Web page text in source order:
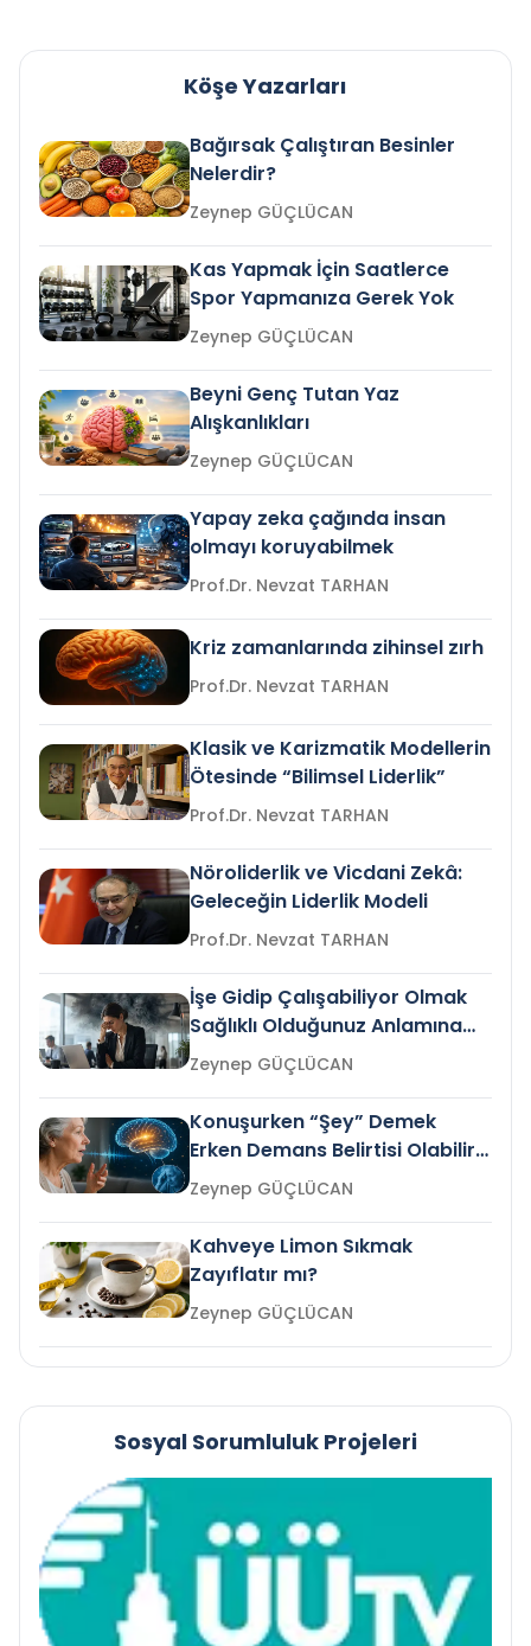
Köşe Yazarları
Bağırsak Çalıştıran Besinler
Nelerdir?
Zeynep GÜÇLÜCAN
Kas Yapmak İçin Saatlerce
Spor Yapmanıza Gerek Yok
Zeynep GÜÇLÜCAN
Beyni Genç Tutan Yaz
Alışkanlıkları
Zeynep GÜÇLÜCAN
Yapay zeka çağında insan
olmayı koruyabilmek
Prof.Dr. Nevzat TARHAN
Kriz zamanlarında zihinsel zırh
Prof.Dr. Nevzat TARHAN
Klasik ve Karizmatik Modellerin
Ötesinde “Bilimsel Liderlik”
Prof.Dr. Nevzat TARHAN
Nöroliderlik ve Vicdani Zekâ:
Geleceğin Liderlik Modeli
Prof.Dr. Nevzat TARHAN
İşe Gidip Çalışabiliyor Olmak
Sağlıklı Olduğunuz Anlamına
Gelir mi?Zeynep GÜÇLÜCAN
Konuşurken “Şey” Demek
Erken Demans Belirtisi Olabilir
mi?
Zeynep GÜÇLÜCAN
Kahveye Limon Sıkmak
Zayıflatır mı?
Zeynep GÜÇLÜCAN
Sosyal Sorumluluk Projeleri